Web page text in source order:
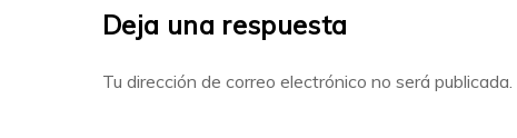
Deja una respuesta
Tu dirección de correo electrónico no será publicada.